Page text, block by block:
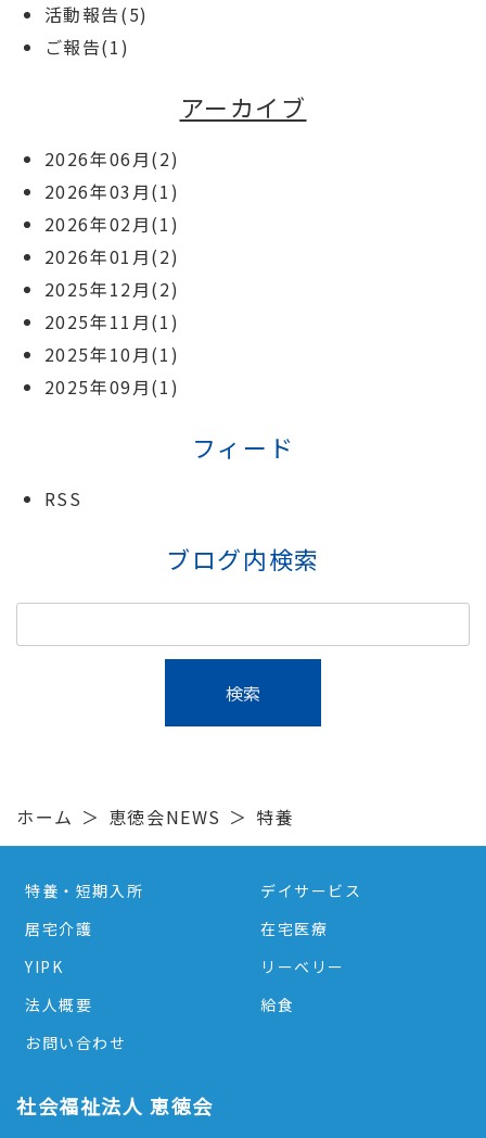
活動報告(5)
ご報告(1)
アーカイブ
2026年06月(2)
2026年03月(1)
2026年02月(1)
2026年01月(2)
2025年12月(2)
2025年11月(1)
2025年10月(1)
2025年09月(1)
フィード
RSS
ブログ内検索
ホーム 恵徳会NEWS 特養
特養・短期入所
デイサービス
居宅介護
在宅医療
YIPK
リーベリー
法人概要
給食
お問い合わせ
社会福祉法人 恵徳会